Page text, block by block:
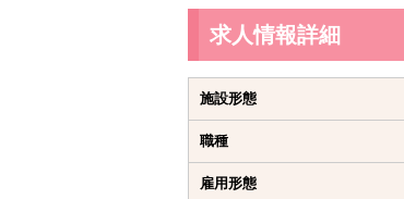
求人情報詳細
施設形態
職種
雇用形態